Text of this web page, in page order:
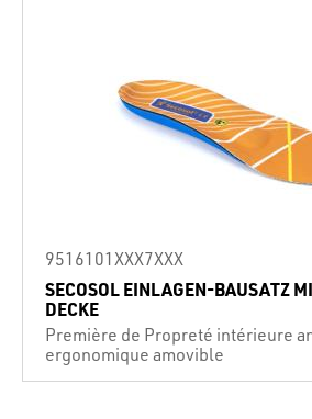
9516101XXX7XXX
SECOSOL EINLAGEN-BAUSATZ
DECKE
Première de Propreté intérieure
ergonomique amovible